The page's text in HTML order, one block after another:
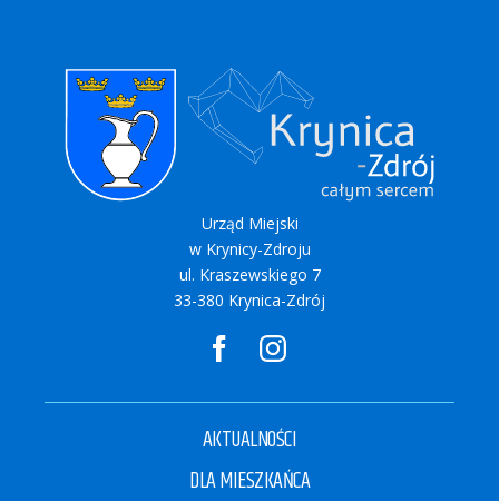
Urząd Miejski
w Krynicy-Zdroju
ul. Kraszewskiego 7
33-380 Krynica-Zdrój
AKTUALNOŚCI
DLA MIESZKAŃCA